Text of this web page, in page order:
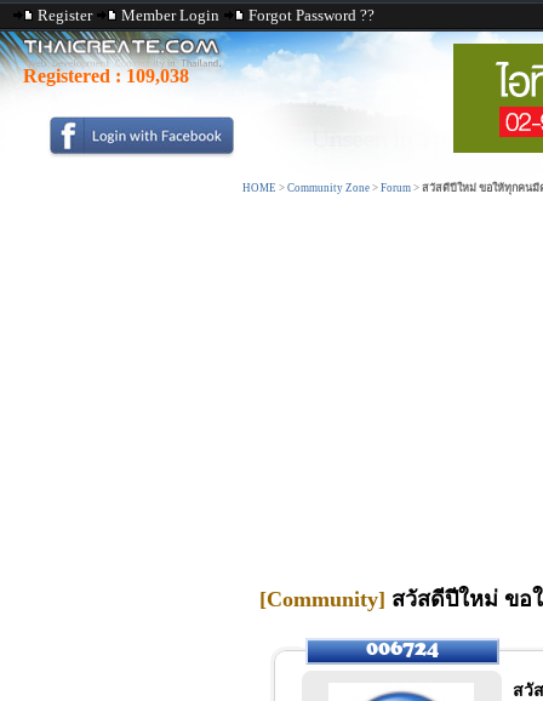
Register Member Login Forgot Password ??
Registered : 109,038
HOME > Community Zone > Forum > สวัสดีปีใหม่ ขอให้ทุกคนมี
[Community] สวัสดีปีใหม่ ขอ
สวั